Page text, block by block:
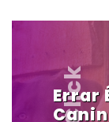
Errar